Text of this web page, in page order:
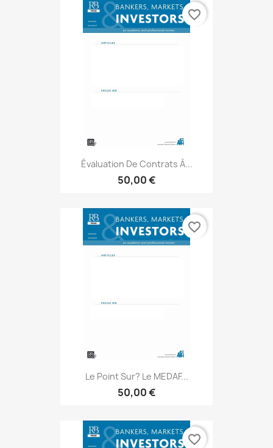
Évaluation De Contrats À...
50,00 €
favorite_border
Le Point Sur? Le MEDAF...
50,00 €
favorite_border
favorite_border